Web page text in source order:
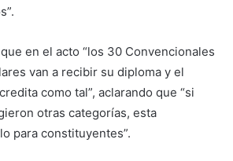
en el acto “los 30 Convencionales
van a recibir su diploma y el
como tal”, aclarando que “si
otras categorías, esta
para constituyentes”.